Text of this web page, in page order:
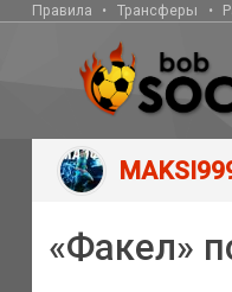
Правила Трансферы
«Факел»